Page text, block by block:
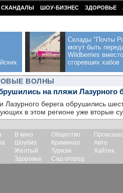
СКАНДАЛЫ ШОУ-БИЗНЕС ЗДОРОВЬЕ
Склады "Почты
могут быть
Wildberries вместо
сгоревших хабов
ВОЛНЫ
на пляжи Лазурного
берега обрушились
в этом регионе уже вторые
В кино
Шоубиз
Желтый
Здоровье
Общество
Криминал
Туризм
Сад-огород
Авто
Хайтек